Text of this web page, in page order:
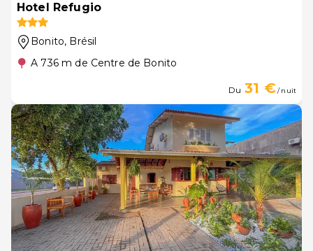
Hotel Refugio
Bonito, Brésil
A 736 m de Centre de Bonito
Du 31 €/ nuit